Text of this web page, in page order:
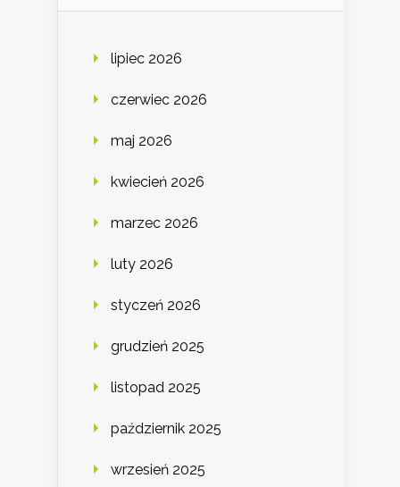
lipiec 2026
czerwiec 2026
maj 2026
kwiecień 2026
marzec 2026
luty 2026
styczeń 2026
grudzień 2025
listopad 2025
październik 2025
wrzesień 2025